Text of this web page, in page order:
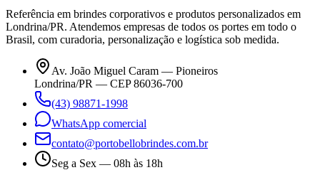
Referência em brindes corporativos e produtos personalizados em
Londrina/PR. Atendemos empresas de todos os portes em todo o
Brasil, com curadoria, personalização e logística sob medida.
Av. João Miguel Caram — Pioneiros
Londrina/PR — CEP 86036-700
(43) 98871-1998
WhatsApp comercial
contato@portobellobrindes.com.br
Seg a Sex — 08h às 18h